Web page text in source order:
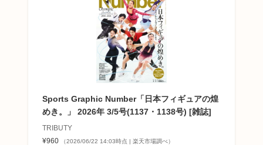
Sports Graphic Number「日本フィギュアの煌
めき。」 2026年 3/5号(1137・1138号) [雑誌]
TRIBUTY
¥960
（2026/06/22 14:03時点 | 楽天市場調べ）